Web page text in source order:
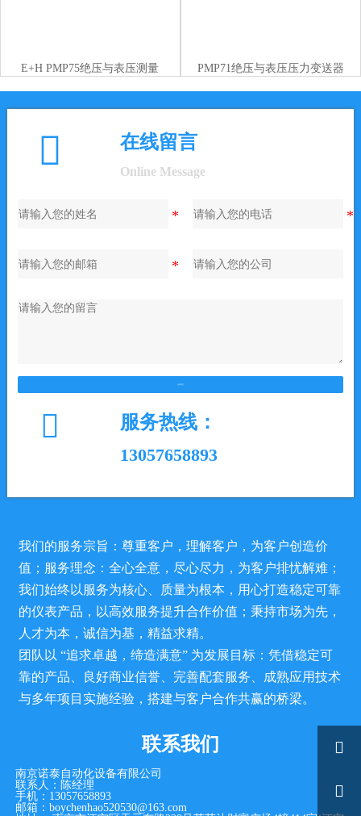
E+H PMP75绝压与表压测量 PMP71绝压与表压压力变送器
 在线留言
Online Message
 服务热线：
13057658893
我们的服务宗旨：尊重客户，理解客户，为客户创造价
值；服务理念：全心全意，尽心尽力，为客户排忧解难；
我们始终以服务为核心、质量为根本，用心打造稳定可靠
的仪表产品，以高效服务提升合作价值；秉持市场为先，
人才为本，诚信为基，精益求精。
团队以 “追求卓越，缔造满意” 为发展目标：凭借稳定可
靠的产品、良好商业信誉、完善配套服务、成熟应用技术
与多年项目实施经验，搭建与客户合作共赢的桥梁。
联系我们
南京诺泰自动化设备有限公司
联系人：陈经理
手机：13057658893
邮箱：boychenhao520530@163.com

